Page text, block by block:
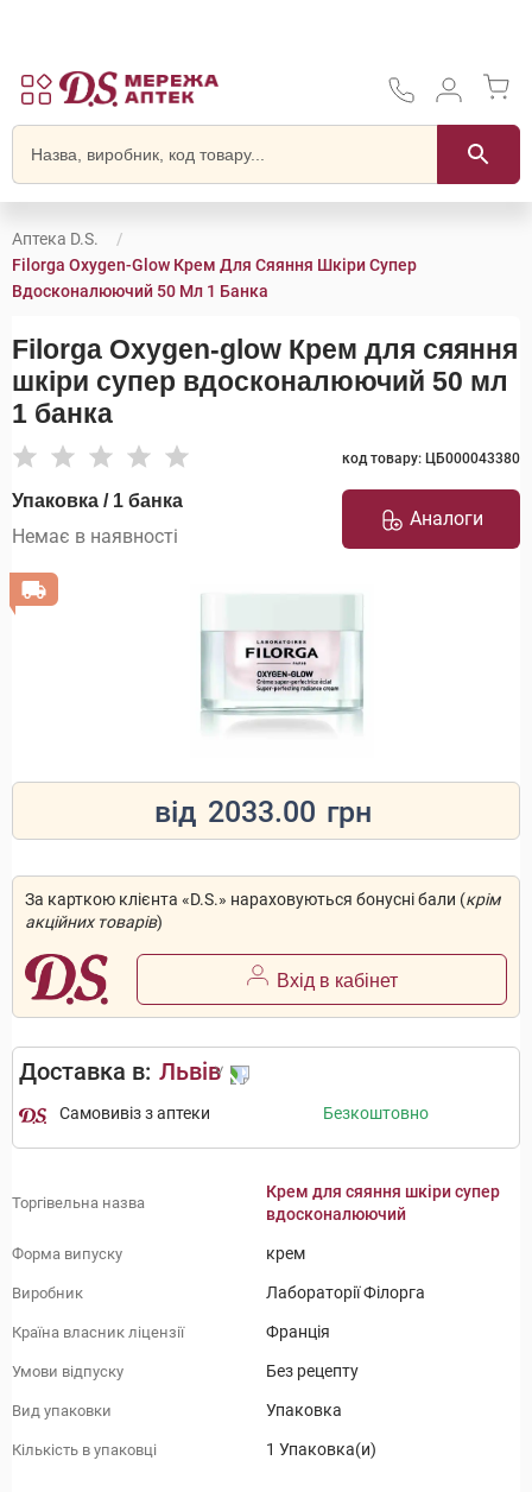
Аптека D.S.
Filorga Oxygen-Glow Крем Для Сяяння Шкіри Супер
Вдосконалюючий 50 Мл 1 Банка
Filorga Oxygen-glow Крем для сяяння
шкіри супер вдосконалюючий 50 мл
1 банка
код товару: ЦБ000043380
Упаковка / 1 банка
Немає в наявності
Аналоги
від 2033.00 грн
За карткою клієнта «D.S.» нараховуються бонусні бали (крім
акційних товарів)
Вхід в кабінет
Доставка в: Львів
Самовивіз з аптеки Безкоштовно
Торгівельна назва
Крем для сяяння шкіри супер
вдосконалюючий
Форма випуску крем
Виробник Лабораторії Філорга
Країна власник ліцензії Франція
Умови відпуску Без рецепту
Вид упаковки Упаковка
Кількість в упаковці 1 Упаковка(и)